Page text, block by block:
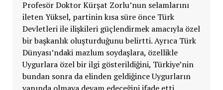
Profesör Doktor Kürşat Zorlu’nun selamlarını
ileten Yüksel, partinin kısa süre önce Türk
Devletleri ile ilişkileri güçlendirmek amacıyla özel
bir başkanlık oluşturduğunu belirtti. Ayrıca Türk
Dünyası’ndaki mazlum soydaşlara, özellikle
Uygurlara özel bir ilgi gösterildiğini, Türkiye’nin
bundan sonra da elinden geldiğince Uygurların